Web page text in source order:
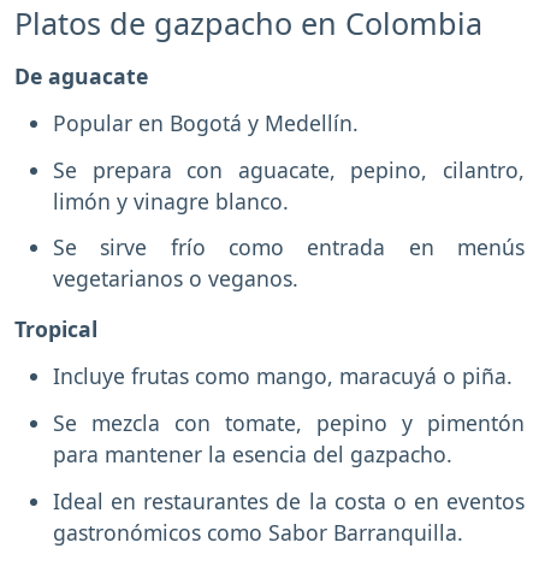
Platos de gazpacho en Colombia
De aguacate
Popular en Bogotá y Medellín.
Se prepara con aguacate, pepino, cilantro,
limón y vinagre blanco.
Se sirve frío como entrada en menús
vegetarianos o veganos.
Tropical
Incluye frutas como mango, maracuyá o piña.
Se mezcla con tomate, pepino y pimentón
para mantener la esencia del gazpacho.
Ideal en restaurantes de la costa o en eventos
gastronómicos como Sabor Barranquilla.